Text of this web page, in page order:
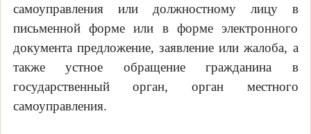
самоуправления или должностному лицу в
письменной форме или в форме электронного
документа предложение, заявление или жалоба, а
также устное обращение гражданина в
государственный орган, орган местного
самоуправления.